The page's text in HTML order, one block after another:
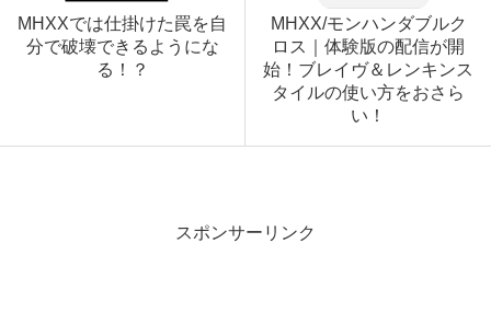
MHXXでは仕掛けた罠を自
分で破壊できるようにな
る！？
MHXX/モンハンダブルク
ロス｜体験版の配信が開
始！ブレイヴ＆レンキンス
タイルの使い方をおさら
い！
スポンサーリンク